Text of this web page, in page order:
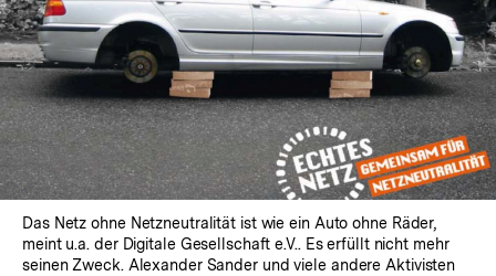
Das Netz ohne Netzneutralität ist wie ein Auto ohne Räder,
meint u.a. der Digitale Gesellschaft e.V.. Es erfüllt nicht mehr
seinen Zweck. Alexander Sander und viele andere Aktivisten